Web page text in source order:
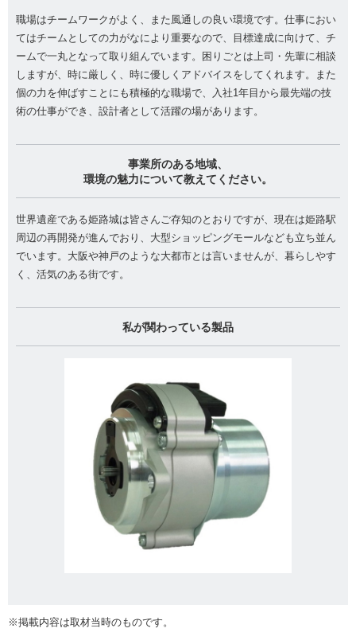
職場はチームワークがよく、また風通しの良い環境です。仕事におい
てはチームとしての力がなにより重要なので、目標達成に向けて、チ
ームで一丸となって取り組んでいます。困りごとは上司・先輩に相談
しますが、時に厳しく、時に優しくアドバイスをしてくれます。また
個の力を伸ばすことにも積極的な職場で、入社1年目から最先端の技
術の仕事ができ、設計者として活躍の場があります。
事業所のある地域、
環境の魅力について教えてください。
世界遺産である姫路城は皆さんご存知のとおりですが、現在は姫路駅
周辺の再開発が進んでおり、大型ショッピングモールなども立ち並ん
でいます。大阪や神戸のような大都市とは言いませんが、暮らしやす
く、活気のある街です。
私が関わっている製品
※掲載内容は取材当時のものです。